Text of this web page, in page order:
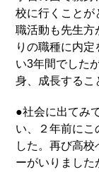
校に行くことが
職活動も先生方
りの職種に内
い3年間でした
身、成長するこ
●社会に出てみ
い、２年前にこ
した。再び高
ーがいりました